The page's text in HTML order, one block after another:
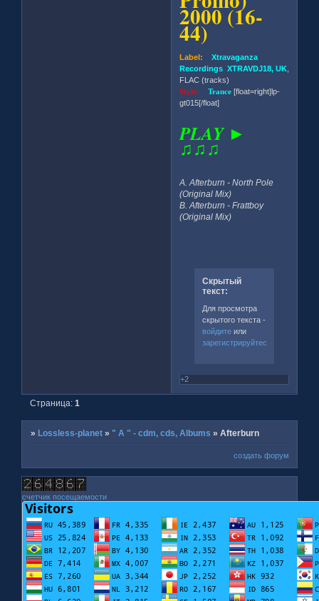
2000 (16-
44)
Label: Xtravaganza
Recordings XTRAVDJ18, UK
FLAC (tracks)
Style:Trance[float=right]lp-
gt015[/float]
PLAY ►
♫♫♫
A. Afterburn - North Pole
(Original Mix)
B. Afterburn - Frattboy
(Original Mix)
Скрытый
текст:
Для просмотра
скрытого текста -
войдитеили
зарегистрируйтесь
+2
Страница:1
»Lossless-planet » " A " - cdm, cds, Albums »Afterburn
создать форум
счетчик посещаемости